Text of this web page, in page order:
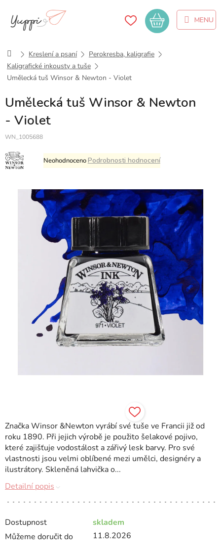
obsah
Nákupní
košík
DomůKreslení a psaní
Perokresba, kaligrafie
Kaligrafické inkousty a tuše
Umělecká tuš Winsor & Newton - Violet
Umělecká tuš Winsor & Newton
- Violet
WN_1005688
Průměrné
hodnocení
0,0
z
5
hvězdiček.
NeohodnocenoPodrobnosti hodnocení
Dostupnost
skladem
Můžeme doručit do
11.8.2026
Značka Winsor &Newton vyrábí své tuše ve Francii již od
roku 1890. Při jejich výrobě je použito šelakové pojivo,
které zajišťuje vodostálost a zářivý lesk barvy. Pro své
vlastnosti jsou velmi oblíbené mezi umělci, designéry a
ilustrátory. Skleněná lahvička o...
Detailní popis